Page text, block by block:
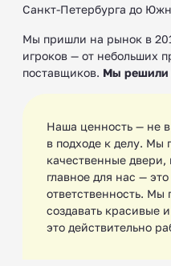
Санкт-Петербурга до
Мы пришли на рынок в
игроков — от небольших
поставщиков. Мы решили
Наша ценность — не
в подходе к делу. Мы
качественные
главное для нас —
ответственность. Мы
создавать красивые
это действительно